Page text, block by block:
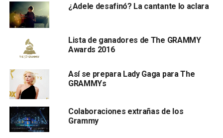
¿Adele desafinó? La cantante lo aclara
Lista de ganadores de The GRAMMY
Awards 2016
Así se prepara Lady Gaga para The
GRAMMYs
Colaboraciones extrañas de los
Grammy